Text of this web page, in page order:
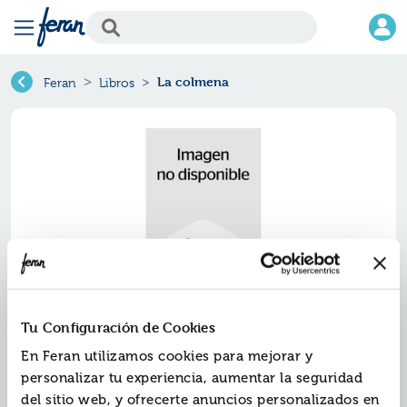
Tu Configuración de Cookies
En Feran utilizamos cookies para mejorar y
personalizar tu experiencia, aumentar la seguridad
del sitio web, y ofrecerte anuncios personalizados en
Feran Libros La colmena
La colmena
Ref.ZAU-A0421
ISBN:9788423345397